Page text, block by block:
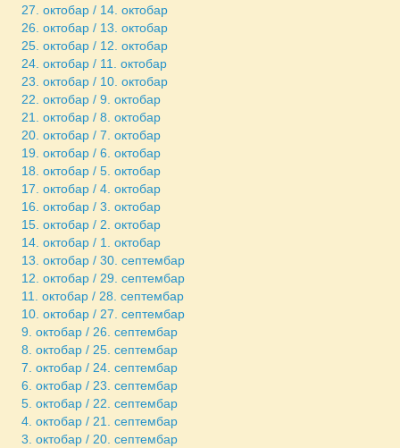
27. октобар / 14. октобар
26. октобар / 13. октобар
25. октобар / 12. октобар
24. октобар / 11. октобар
23. октобар / 10. октобар
22. октобар / 9. октобар
21. октобар / 8. октобар
20. октобар / 7. октобар
19. октобар / 6. октобар
18. октобар / 5. октобар
17. октобар / 4. октобар
16. октобар / 3. октобар
15. октобар / 2. октобар
14. октобар / 1. октобар
13. октобар / 30. септембар
12. октобар / 29. септембар
11. октобар / 28. септембар
10. октобар / 27. септембар
9. октобар / 26. септембар
8. октобар / 25. септембар
7. октобар / 24. септембар
6. октобар / 23. септембар
5. октобар / 22. септембар
4. октобар / 21. септембар
3. октобар / 20. септембар